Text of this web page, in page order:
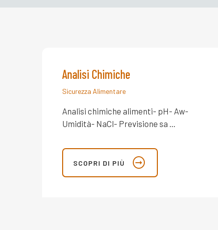
Analisi Chimiche
Sicurezza Alimentare
Analisi chimiche alimenti- pH- Aw-
Umidità- NaCl- Previsione sa ...
SCOPRI DI PIÙ